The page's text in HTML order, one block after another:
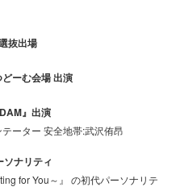
抜出場
ーむ会場 出演
』出演
ーター 安全地帯:武沢侑昂
ナリティ
for You～』 の初代パーソナリテ